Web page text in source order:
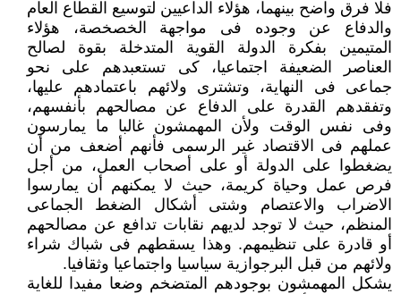
فلا فرق واضح بينهما، هؤلاء الداعيين لتوسيع القطاع العام
والدفاع عن وجوده فى مواجهة الخصخصة، هؤلاء
المتيمين بفكرة الدولة القوية المتدخلة بقوة لصالح
العناصر الضعيفة اجتماعيا، كى تستعبدهم على نحو
جماعى فى النهاية، وتشترى ولائهم باعتمادهم عليها،
وتفقدهم القدرة على الدفاع عن مصالحهم بأنفسهم،
وفى نفس الوقت ولأن المهمشون غالبا ما يمارسون
عملهم فى الاقتصاد غير الرسمى فأنهم أضعف من أن
يضغطوا على الدولة أو على أصحاب العمل، من أجل
فرص عمل وحياة كريمة، حيث لا يمكنهم أن يمارسوا
الاضراب والاعتصام وشتى أشكال الضغط الجماعى
المنظم، حيث لا توجد لديهم نقابات تدافع عن مصالحهم
أو قادرة على تنظيمهم. وهذا يسقطهم فى شباك شراء
ولائهم من قبل البرجوازية سياسيا واجتماعيا وثقافيا.
يشكل المهمشون بوجودهم المتضخم وضعا مفيدا للغاية